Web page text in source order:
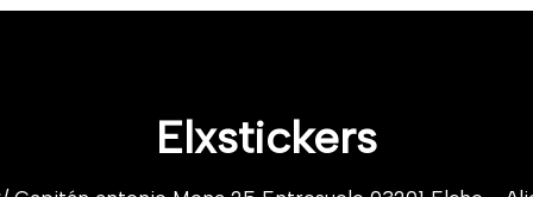
Elxstickers